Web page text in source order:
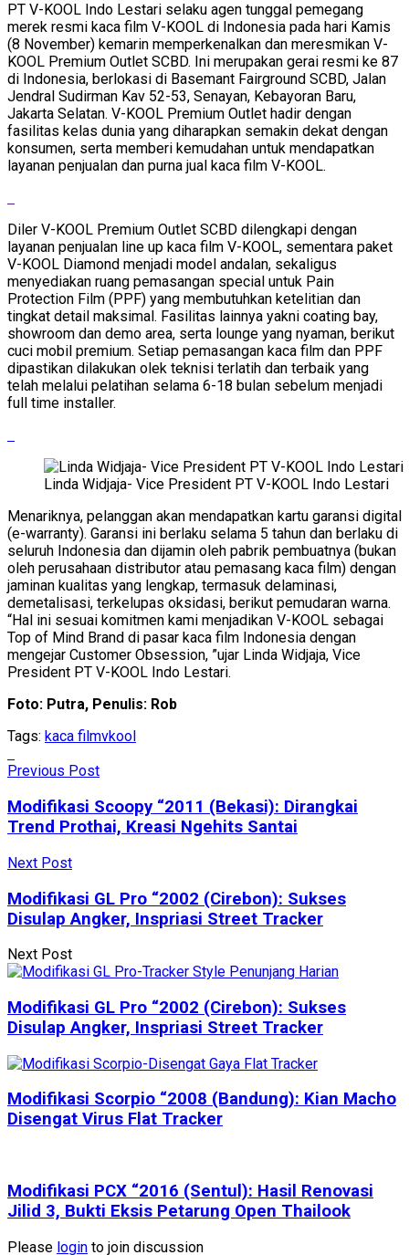
PT V-KOOL Indo Lestari selaku agen tunggal pemegang
merek resmi kaca film V-KOOL di Indonesia pada hari Kamis
(8 November) kemarin memperkenalkan dan meresmikan V-
KOOL Premium Outlet SCBD. Ini merupakan gerai resmi ke 87
di Indonesia, berlokasi di Basemant Fairground SCBD, Jalan
Jendral Sudirman Kav 52-53, Senayan, Kebayoran Baru,
Jakarta Selatan. V-KOOL Premium Outlet hadir dengan
fasilitas kelas dunia yang diharapkan semakin dekat dengan
konsumen, serta memberi kemudahan untuk mendapatkan
layanan penjualan dan purna jual kaca film V-KOOL.
Diler V-KOOL Premium Outlet SCBD dilengkapi dengan
layanan penjualan line up kaca film V-KOOL, sementara paket
V-KOOL Diamond menjadi model andalan, sekaligus
menyediakan ruang pemasangan special untuk Pain
Protection Film (PPF) yang membutuhkan ketelitian dan
tingkat detail maksimal. Fasilitas lainnya yakni coating bay,
showroom dan demo area, serta lounge yang nyaman, berikut
cuci mobil premium. Setiap pemasangan kaca film dan PPF
dipastikan dilakukan olek teknisi terlatih dan terbaik yang
telah melalui pelatihan selama 6-18 bulan sebelum menjadi
full time installer.
Linda Widjaja- Vice President PT V-KOOL Indo Lestari
Menariknya, pelanggan akan mendapatkan kartu garansi digital
(e-warranty). Garansi ini berlaku selama 5 tahun dan berlaku di
seluruh Indonesia dan dijamin oleh pabrik pembuatnya (bukan
oleh perusahaan distributor atau pemasang kaca film) dengan
jaminan kualitas yang lengkap, termasuk delaminasi,
demetalisasi, terkelupas oksidasi, berikut pemudaran warna.
“Hal ini sesuai komitmen kami menjadikan V-KOOL sebagai
Top of Mind Brand di pasar kaca film Indonesia dengan
mengejar Customer Obsession, ”ujar Linda Widjaja, Vice
President PT V-KOOL Indo Lestari.
Foto: Putra, Penulis: Rob
Tags: kaca filmvkool
Previous Post
Modifikasi Scoopy “2011 (Bekasi): Dirangkai
Trend Prothai, Kreasi Ngehits Santai
Next Post
Modifikasi GL Pro “2002 (Cirebon): Sukses
Disulap Angker, Inspriasi Street Tracker
Next Post
Modifikasi GL Pro “2002 (Cirebon): Sukses
Disulap Angker, Inspriasi Street Tracker
Modifikasi Scorpio “2008 (Bandung): Kian Macho
Disengat Virus Flat Tracker
Modifikasi PCX “2016 (Sentul): Hasil Renovasi
Jilid 3, Bukti Eksis Petarung Open Thailook
Please login to join discussion